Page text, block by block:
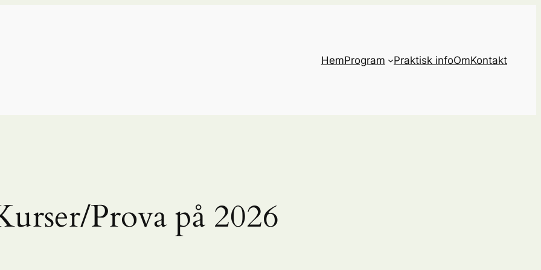
HemProgram Praktisk infoOmKontakt
Prova på 2026